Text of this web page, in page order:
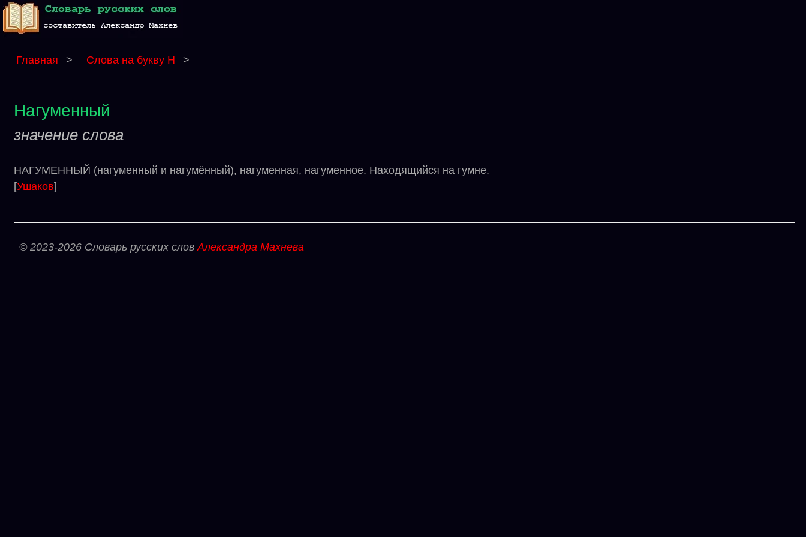
Главная > Слова на букву Н >
Нагуменный
значение слова
НАГУМЕННЫЙ (нагуменный и нагумённый), нагуменная, нагуменное. Находящийся на гумне.
[Ушаков]
© 2023-2026 Словарь русских словАлександра Махнева